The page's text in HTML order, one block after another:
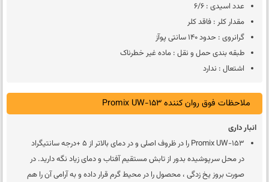
عدد اسیدی : 6/6
مقدار کلر : فاقد کلر
گرانروی : حدود 140 سانتی پوآز
طبقه بندی حمل و نقل : ماده غیر خطرناک
اشتعال : ندارد
ملاحظات فوق روان کننده Promix UW-153
انبار داری
Promix UW-153 را در ظروف اصلی و در دمای بالاتر از 5 +درجه سانتیگراد
در محل سرپوشیده بدور از تابش مستقیم آفتاب و دمای زیاد نگه دارید. در
صورت بروز یخ زدگی ، محصول را در محیط گرم قرار داده و به آرامی آن را هم